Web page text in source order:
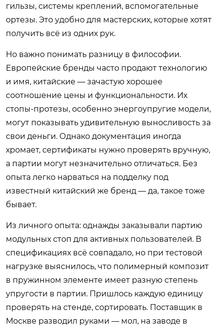
гильзы, системы креплений, вспомогательные
ортезы. Это удобно для мастерских, которые хотят
получить всё из одних рук.
Но важно понимать разницу в философии.
Европейские бренды часто продают технологию
и имя, китайские — зачастую хорошее
соотношение цены и функциональности. Их
стопы-протезы, особенно энергоупругие модели,
могут показывать удивительную выносливость за
свои деньги. Однако документация иногда
хромает, сертификаты нужно проверять вручную,
а партии могут незначительно отличаться. Без
опыта легко нарваться на подделку под
известный китайский же бренд — да, такое тоже
бывает.
Из личного опыта: однажды заказывали партию
модульных стоп для активных пользователей. В
спецификациях всё совпадало, но при тестовой
нагрузке выяснилось, что полимерный композит
в пружинном элементе имеет разную степень
упругости в партии. Пришлось каждую единицу
проверять на стенде, сортировать. Поставщик в
Москве разводил руками — мол, на заводе в